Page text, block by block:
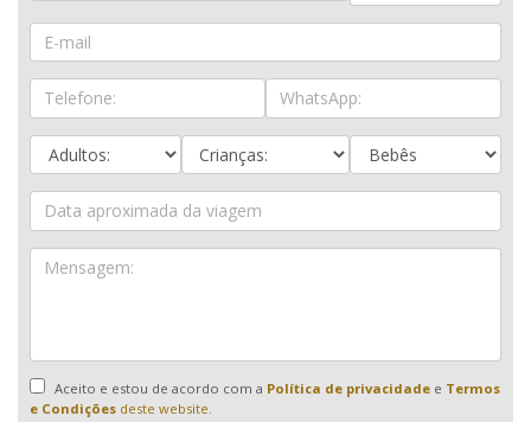
Aceito e estou de acordo com a Política de privacidadee Termos
e Condições deste website.